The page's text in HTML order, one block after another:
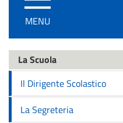
/
disattiva
navigazione
MENU
La Scuola
Il Dirigente Scolastico
La Segreteria